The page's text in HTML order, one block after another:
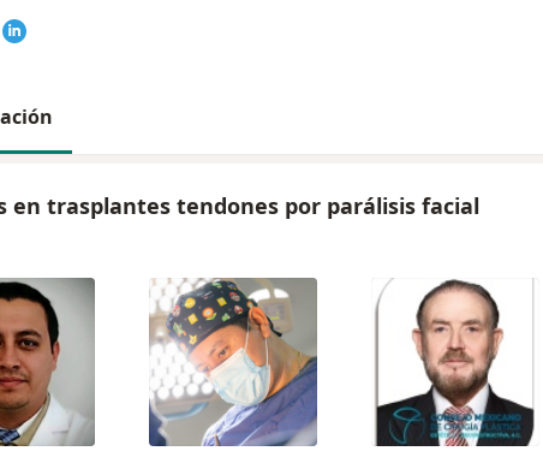
en trasplantes tendones por parálisis facial